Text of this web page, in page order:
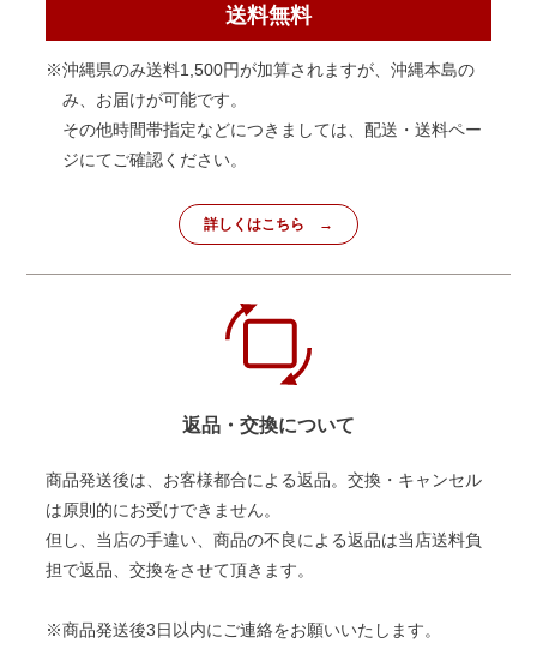
送料無料
※沖縄県のみ送料1,500円が加算されますが、沖縄本島の
み、お届けが可能です。
その他時間帯指定などにつきましては、配送・送料ペー
ジにてご確認ください。
詳しくはこちら
返品・交換について
商品発送後は、お客様都合による返品。交換・キャンセル
は原則的にお受けできません。
但し、当店の手違い、商品の不良による返品は当店送料負
担で返品、交換をさせて頂きます。
※商品発送後3日以内にご連絡をお願いいたします。